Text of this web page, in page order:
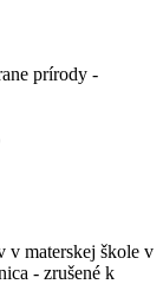
prírody -
v materskej škole v
- zrušené k